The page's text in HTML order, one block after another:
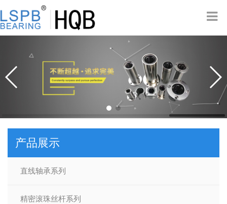
产品展示
直线轴承系列
精密滚珠丝杆系列